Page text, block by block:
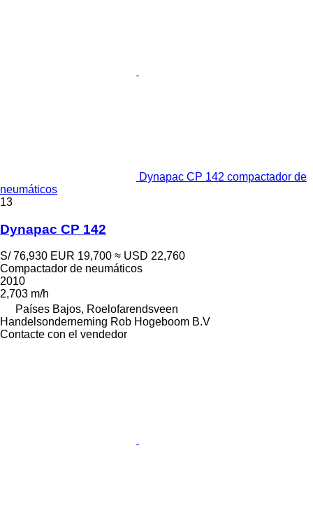
Dynapac CP 142 compactador de
neumáticos
13
Dynapac CP 142
S/ 76,930 EUR 19,700 ≈ USD 22,760
Compactador de neumáticos
2010
2,703 m/h
Países Bajos, Roelofarendsveen
Handelsonderneming Rob Hogeboom B.V
Contacte con el vendedor